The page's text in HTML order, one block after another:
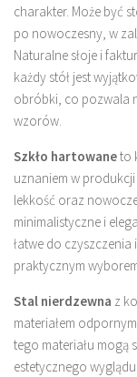
charakter. Może być
po nowoczesny, w
Naturalne słoje i
każdy stół jest
obróbki, co pozwala
wzorów.
Szkło hartowaneto
uznaniem w
lekkość oraz
minimalistyczne i
łatwe do
praktycznym
Stal nierdzewna z
materiałem
tego materiału mogą
estetycznego